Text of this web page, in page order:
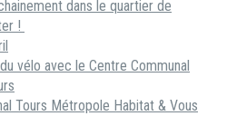
dans le quartier de
!
vélo avec le Centre Communal
Tours Métropole Habitat & Vous